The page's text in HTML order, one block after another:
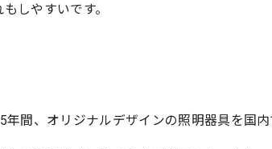
しやすいです。
間、オリジナルデザインの照明器具を国